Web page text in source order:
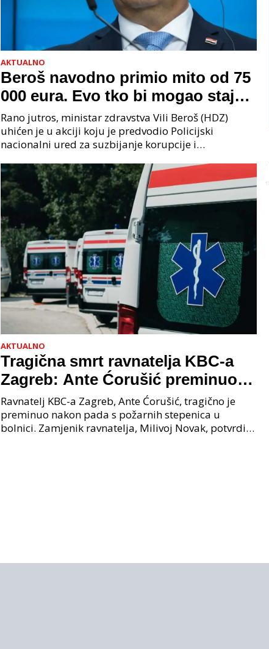
AKTUALNO
Beroš navodno primio mito od 75
000 eura. Evo tko bi mogao stajati
na čelu zločinačkog udruženja
Rano jutros, ministar zdravstva Vili Beroš (HDZ)
uhićen je u akciji koju je predvodio Policijski
nacionalni ured za suzbijanje korupcije i
priopćenju USKOK
AKTUALNO
Tragična smrt ravnatelja KBC-a
Zagreb: Ante Ćorušić preminuo
nakon pada u bolnici, policija na
mjestu događaja
Ravnatelj KBC-a Zagreb, Ante Ćorušić, tragično je
preminuo nakon pada s požarnih stepenica u
bolnici. Zamjenik ravnatelja, Milivoj Novak, potvrdio